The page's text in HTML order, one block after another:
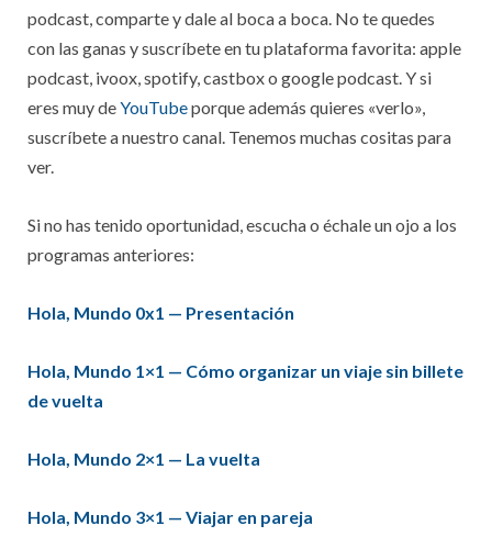
podcast, comparte y dale al boca a boca. No te quedes
con las ganas y suscríbete en tu plataforma favorita: apple
podcast, ivoox, spotify, castbox o google podcast. Y si
eres muy deYouTubeporque además quieres «verlo»,
suscríbete a nuestro canal. Tenemos muchas cositas para
ver.
Si no has tenido oportunidad, escucha o échale un ojo a los
programas anteriores:
Hola, Mundo 0x1 — Presentación
Hola, Mundo 1×1 — Cómo organizar un viaje sin billete
de vuelta
Hola, Mundo 2×1 — La vuelta
Hola, Mundo 3×1 — Viajar en pareja